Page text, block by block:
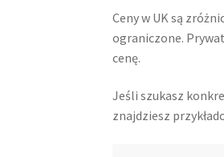
Ceny w UK są
ograniczone.
cenę.
Jeśli szukasz
znajdziesz